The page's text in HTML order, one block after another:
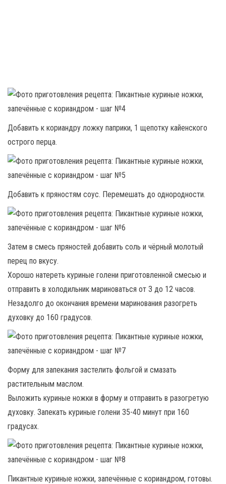
Добавить к кориандру ложку паприки, 1 щепотку кайенского
острого перца.
Добавить к пряностям соус. Перемешать до однородности.
Затем в смесь пряностей добавить соль и чёрный молотый
перец по вкусу.
Хорошо натереть куриные голени приготовленной смесью и
отправить в холодильник мариноваться от 3 до 12 часов.
Незадолго до окончания времени маринования разогреть
духовку до 160 градусов.
Форму для запекания застелить фольгой и смазать
растительным маслом.
Выложить куриные ножки в форму и отправить в разогретую
духовку. Запекать куриные голени 35-40 минут при 160
градусах.
Пикантные куриные ножки, запечённые с кориандром, готовы.